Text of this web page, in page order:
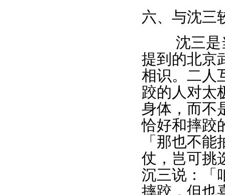
六、与沈三
沈三是当
提到的北京
相识。二人
跤的人对太
身体，而不
恰好和摔跤
「那也不
仗，岂可挑
沉三说：「
摔跤，但也